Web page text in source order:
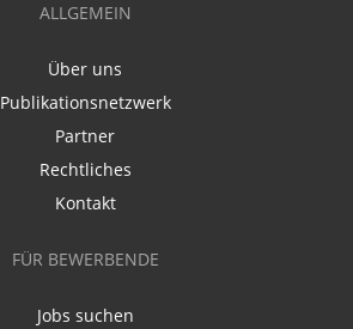
ALLGEMEIN
Über uns
Publikationsnetzwerk
Partner
Rechtliches
Kontakt
FÜR BEWERBENDE
Jobs suchen